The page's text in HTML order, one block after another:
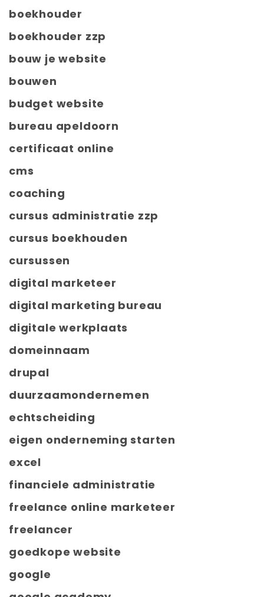
boekhouder
boekhouder zzp
bouw je website
bouwen
budget website
bureau apeldoorn
certificaat online
cms
coaching
cursus administratie zzp
cursus boekhouden
cursussen
digital marketeer
digital marketing bureau
digitale werkplaats
domeinnaam
drupal
duurzaamondernemen
echtscheiding
eigen onderneming starten
excel
financiele administratie
freelance online marketeer
freelancer
goedkope website
google